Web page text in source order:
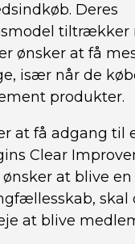
Deres
tiltrækker
ønsker at få
især når de
produkter.
at få adgang til
Clear
at blive
skal
at blive